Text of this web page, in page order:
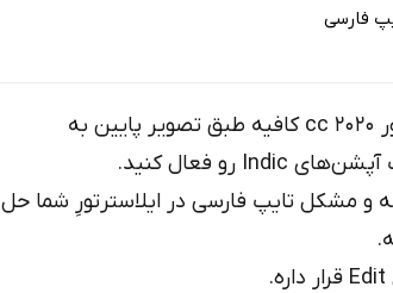
فارسی
برای رفع مشکل جدا شدن حروف فارسی در ایلوستریتور ۲۰۲۰ cc کافیه طبق تصویر پایین به
مشکل تایپ فارسی در ایلاسترتورِ شما حل